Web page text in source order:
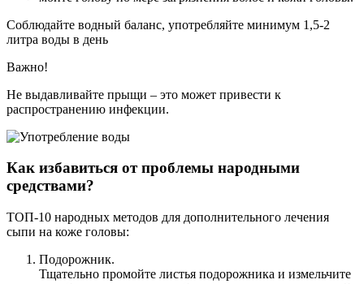
Соблюдайте водный баланс, употребляйте минимум 1,5-2
литра воды в день
Важно!
Не выдавливайте прыщи – это может привести к
распространению инфекции.
Как избавиться от проблемы народными
средствами?
ТОП-10 народных методов для дополнительного лечения
сыпи на коже головы:
Подорожник.
Тщательно промойте листья подорожника и измельчите